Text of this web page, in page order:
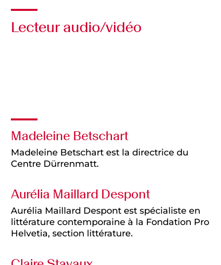
Lecteur audio/vidéo
Madeleine Betschart
Madeleine Betschart est la directrice du
Centre Dürrenmatt.
Aurélia Maillard Despont
Aurélia Maillard Despont est spécialiste en
littérature contemporaine à la Fondation Pro
Helvetia, section littérature.